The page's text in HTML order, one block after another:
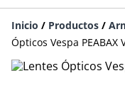
Inicio / Productos /
Ópticos Vespa PEABAX